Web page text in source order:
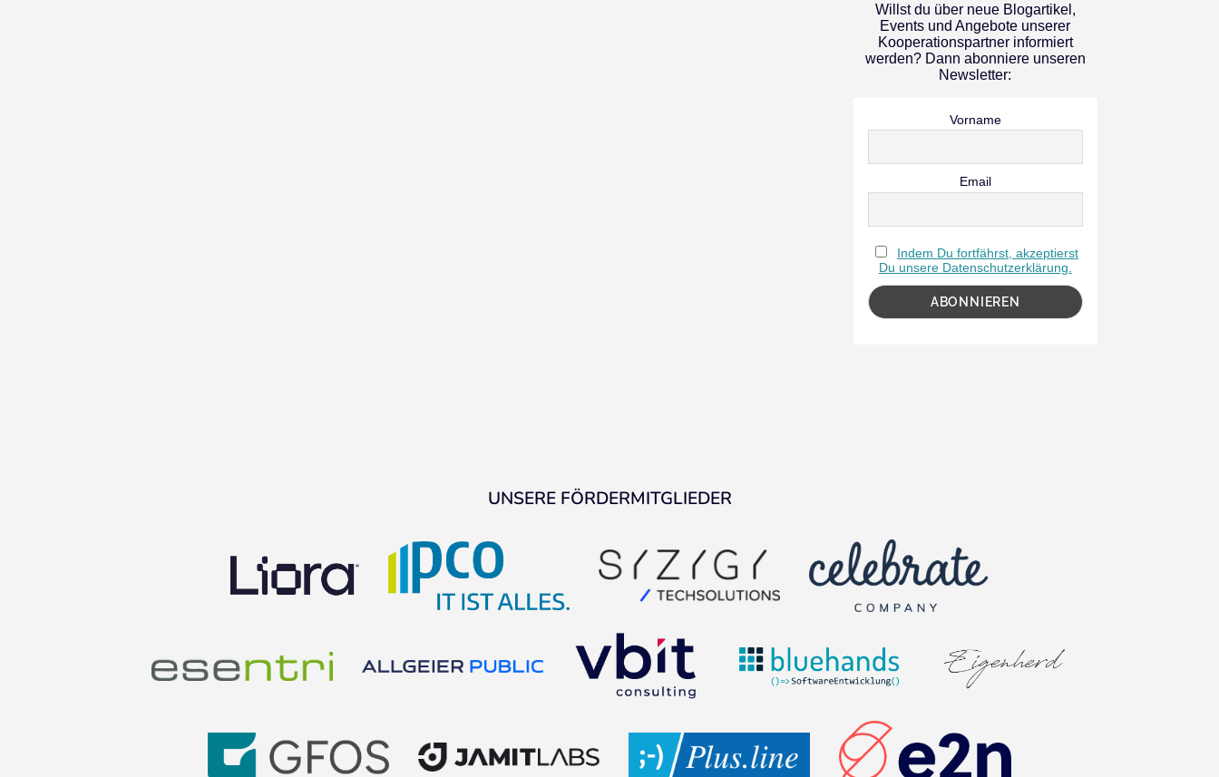
Willst du über neue Blogartikel,
Events und Angebote unserer
Kooperationspartner informiert
werden? Dann abonniere unseren
Newsletter:
Vorname
Email
Indem Du fortfährst, akzeptierst
Du unsere Datenschutzerklärung.
UNSERE FÖRDERMITGLIEDER